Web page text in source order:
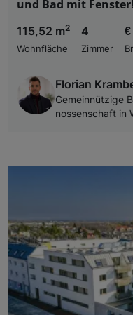
und Bad mit
115,52 m2
Wohnfläche
4
Zimmer
Florian
Ge­mein­nüt­zi­ge
nos­sen­schaft in